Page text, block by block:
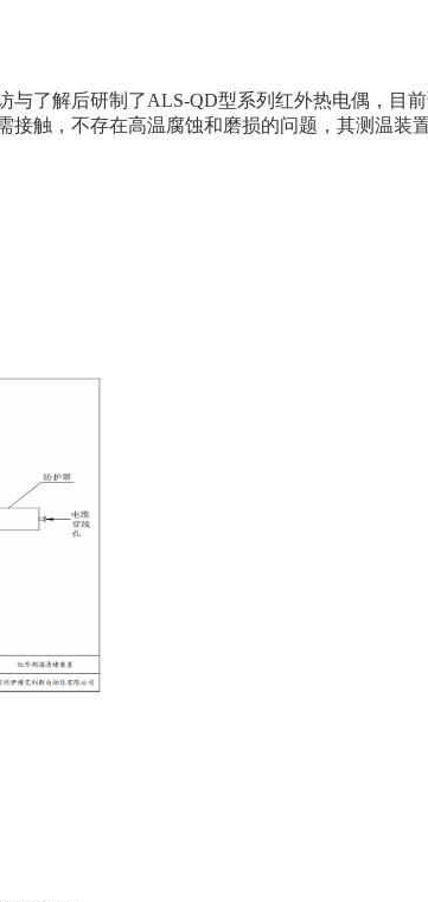
与了解后研制了ALS-QD型系列红外热电偶，目
接触，不存在高温腐蚀和磨损的问题，其测温装